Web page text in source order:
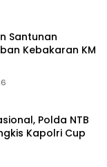
Santunan
Kebakaran KM
Polda NTB
Kapolri Cup